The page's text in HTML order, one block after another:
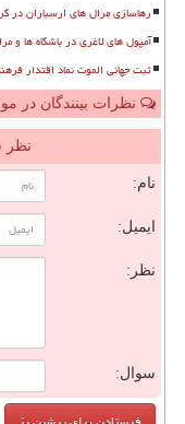
رهاسازی مرال های ارسباران در
آمپول های لاغری در باشگاه ها و
ثبت جهانی الموت نماد اقتدار
نظرات بینندگان در
نظر
نام:
ایمیل:
نظر:
سوال: